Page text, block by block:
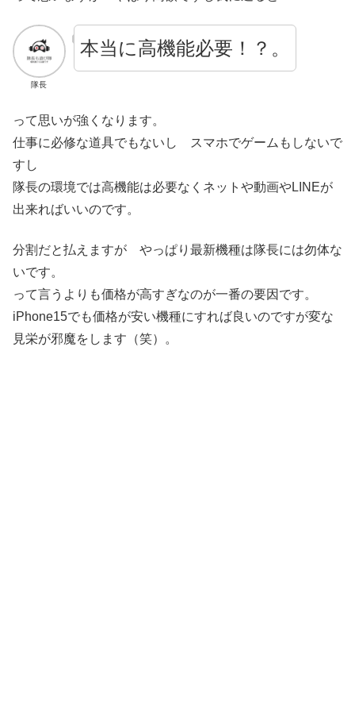
隊長
本当に高機能必要！？。
って思いが強くなります。
仕事に必修な道具でもないし スマホでゲームもしないで
すし
隊長の環境では高機能は必要なくネットや動画やLINEが
出来ればいいのです。
分割だと払えますが やっぱり最新機種は隊長には勿体な
いです。
って言うよりも価格が高すぎなのが一番の要因です。
iPhone15でも価格が安い機種にすれば良いのですが変な
見栄が邪魔をします（笑）。